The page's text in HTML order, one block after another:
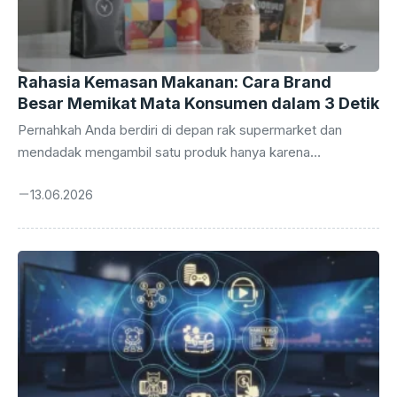
Rahasia Kemasan Makanan: Cara Brand
Besar Memikat Mata Konsumen dalam 3 Detik
Pernahkah Anda berdiri di depan rak supermarket dan
mendadak mengambil satu produk hanya karena
absolut dari sebuah desain kemasan produk makanan yang
ini, mata konsumen hanya butuh tiga detik untuk
memutuskan: beli atau tinggalkan. Desain kemasan bukan
sekadar tentang estetika semata. Ini adalah pertempuran
psikologi, strategi pemasaran, dan jaminan keamanan
pangan yang dibungkus menjadi satu entitas ...
13.06.2026